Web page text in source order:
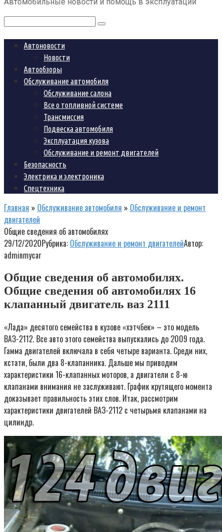
Поиск:
Автоновости
Новости
Автообзоры
Обслуживание автомобиля
Обслуживание салона
Все о топливной системе
Трансмиссия
Подвеска автомобиля
Эксплуатация кузова
Обслуживание и ремонт двигателей
Безопасность
Электрика и электроника
Спецтехника
Главная » Обслуживание автомобиля » Обслуживание и ремонт
двигателей
Общие сведения об автомобилях
29/12/2020Рубрика: Обслуживание и ремонт двигателейАвтор:
adminmycar
Общие сведения об автомобилях.
Общие сведения об автомобилях 16
клапанный двигатель ваз 2111
«Лада» десятого семейства в кузове «хэтчбек» – это модель
ВАЗ-2112. Все авто этого семейства выпускались до 2009 года.
Гамма двигателей включала в себя четыре варианта. Среди них,
кстати, были два 8-клапанника. Дальше мы приводим
характеристики 16-клапанных моторов, а двигатели с 8-ю
клапанами внимания не заслуживают. График крутящего момента
доказывает правильность этих слов. Итак, рассмотрим
характеристики двигателей ВАЗ-2112 с четырьмя клапанами на
цилиндр.